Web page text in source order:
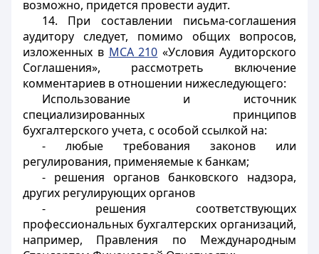
возможно, придется провести аудит.
14. При составлении письма-соглашения
аудитору следует, помимо общих вопросов,
изложенных в МСА 210 «Условия Аудиторского
Соглашения», рассмотреть включение
комментариев в отношении нижеследующего:
Использование и источник
специализированных принципов
бухгалтерского учета, с особой ссылкой на:
- любые требования законов или
регулирования, применяемые к банкам;
- решения органов банковского надзора,
других регулирующих органов
- решения соответствующих
профессиональных бухгалтерских организаций,
например, Правления по Международным